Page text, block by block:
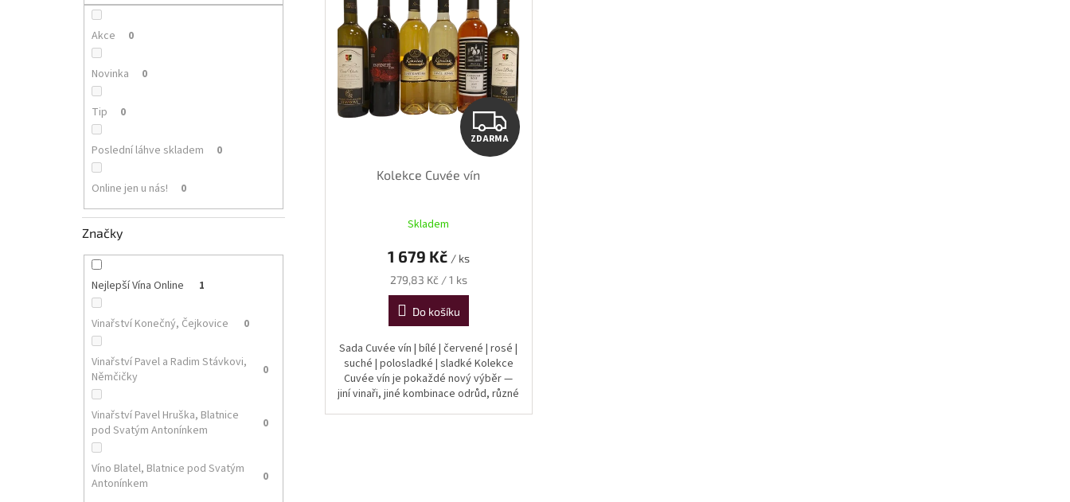
Akce 0
Novinka 0
Tip 0
Poslední láhve skladem 0
Online jen u nás! 0
Značky
Nejlepší Vína Online 1
Vinařství Konečný, Čejkovice 0
Vinařství Pavel a Radim Stávkovi,
Němčičky
0
Vinařství Pavel Hruška, Blatnice
pod Svatým Antonínkem
0
Víno Blatel, Blatnice pod Svatým
Antonínkem
0
ZDARMA
ZDARMA
Kolekce Cuvée vín
Skladem
1 679 Kč / ks
Měrná
cena:
279,83 Kč / 1 ks
Do košíku
Sada Cuvée vín | bílé | červené | rosé |
suché | polosladké | sladké Kolekce
Cuvée vín je pokaždé nový výběr —
jiní vinaři, jiné kombinace odrůd, různé